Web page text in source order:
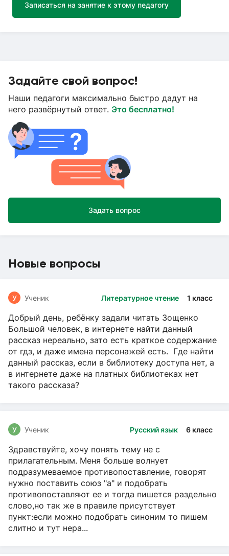
Записаться на занятие к этому педагогу
Задайте свой вопрос!
Наши педагоги максимально быстро дадут на
него развёрнутый ответ. Это бесплатно!
Задать вопрос
Новые вопросы
Литературное чтение 1 класс
У Ученик
Добрый день, ребёнку задали читать Зощенко
Большой человек, в интернете найти данный
рассказ нереально, зато есть краткое содержание
от гдз, и даже имена персонажей есть. Где найти
данный рассказ, если в библиотеку доступа нет, а
в интернете даже на платных библиотеках нет
такого рассказа?
Русский язык 6 класс
У Ученик
Здравствуйте, хочу понять тему не с
прилагательным. Меня больше волнует
подразумеваемое противопоставление, говорят
нужно поставить союз "а" и подобрать
противопоставляют ее и тогда пишется раздельно
слово,но так же в правиле присутствует
пункт:если можно подобрать синоним то пишем
слитно и тут нера...